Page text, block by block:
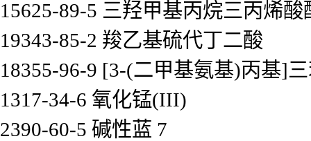
15625-89-5 三羟甲基丙烷三丙烯酸
19343-85-2 羧乙基硫代丁二酸
18355-96-9 [3-(二甲基氨基)丙基]
1317-34-6 氧化锰(III)
2390-60-5 碱性蓝 7